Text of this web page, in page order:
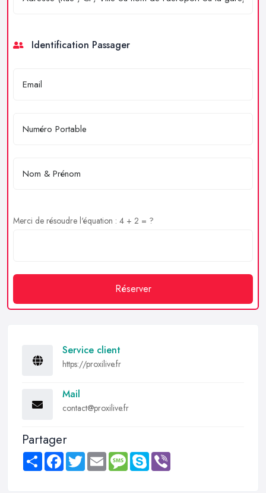
Identification Passager
Merci de résoudre l'équation : 4 + 2 = ?
Réserver
Service client
https://proxilive.fr
Mail
contact@proxilive.fr
Partager
Share FacebookTwitter Email MessageSkype